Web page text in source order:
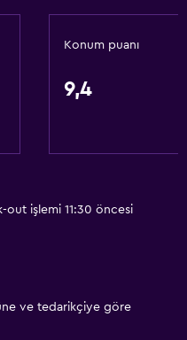
Konum puanı
9,4
out işlemi 11:30 öncesi
ve tedarikçiye göre